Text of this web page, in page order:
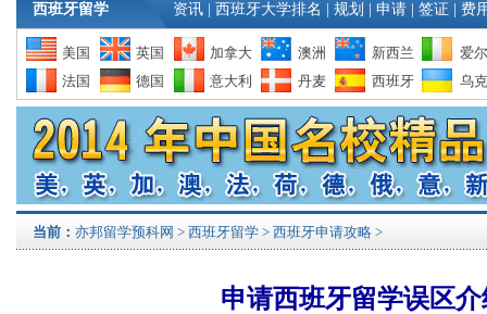
西班牙留学 资讯 西班牙大学排名 规划 申请 签证 费
美国 英国 加拿大 澳洲 新西兰
爱
法国
德国 意大利 丹麦 西班牙 乌
当前： 亦邦留学预科网 > 西班牙留学 > 西班牙申请攻略 >
申请西班牙留学误区介